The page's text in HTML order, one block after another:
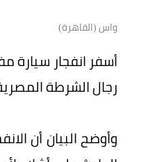
واس (القاهرة)
رجال الشرطة
وأوضح البيان أن